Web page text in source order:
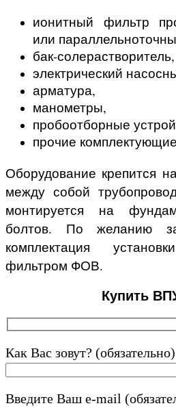
ионитный фильтр
или
бак-солерастворитель,
электрический
арматура,
манометры,
пробоотборные
прочие
Оборудование крепится
между собой
монтируется на
болтов. По желанию
комплектация
фильтром ФОВ.
Купить
Как Вас зовут? (обязательно)
Введите Ваш e-mail